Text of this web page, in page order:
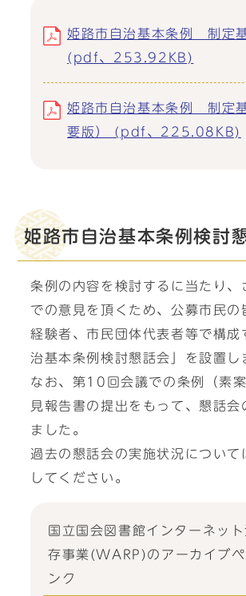
姫路市自治基本条例 制定
(pdf、253.92KB)
姫路市自治基本条例 制定
要版） (pdf、225.08KB)
姫路市自治基本条例検討
条例の内容を検討するに当たり、
での意見を頂くため、公募市民の
経験者、市民団体代表者等で構成
治基本条例検討懇話会」を設置し
なお、第10回会議での条例（素
見報告書の提出をもって、懇話会
ました。
過去の懇話会の実施状況について
してください。
国立国会図書館インターネッ
存事業(WARP)のアーカイブペ
ンク